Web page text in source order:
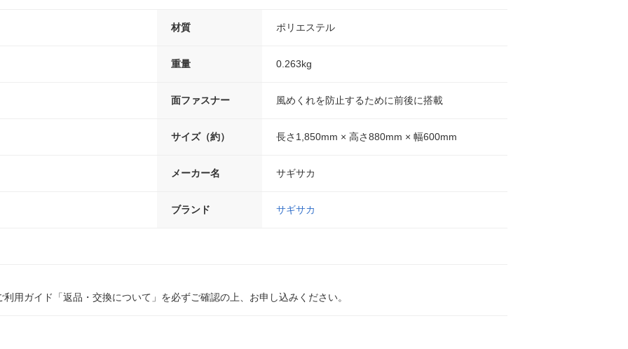
材質 ポリエステル
重量 0.263kg
面ファスナー 風めくれを防止するために前後に搭載
サイズ（約） 長さ1,850mm × 高さ880mm × 幅600mm
メーカー名 サギサカ
ブランド サギサカ
用ガイド「返品・交換について」を必ずご確認の上、お申し込みください。